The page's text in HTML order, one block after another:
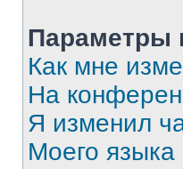
Параметры
Как мне
На
Я изменил
Моего языка